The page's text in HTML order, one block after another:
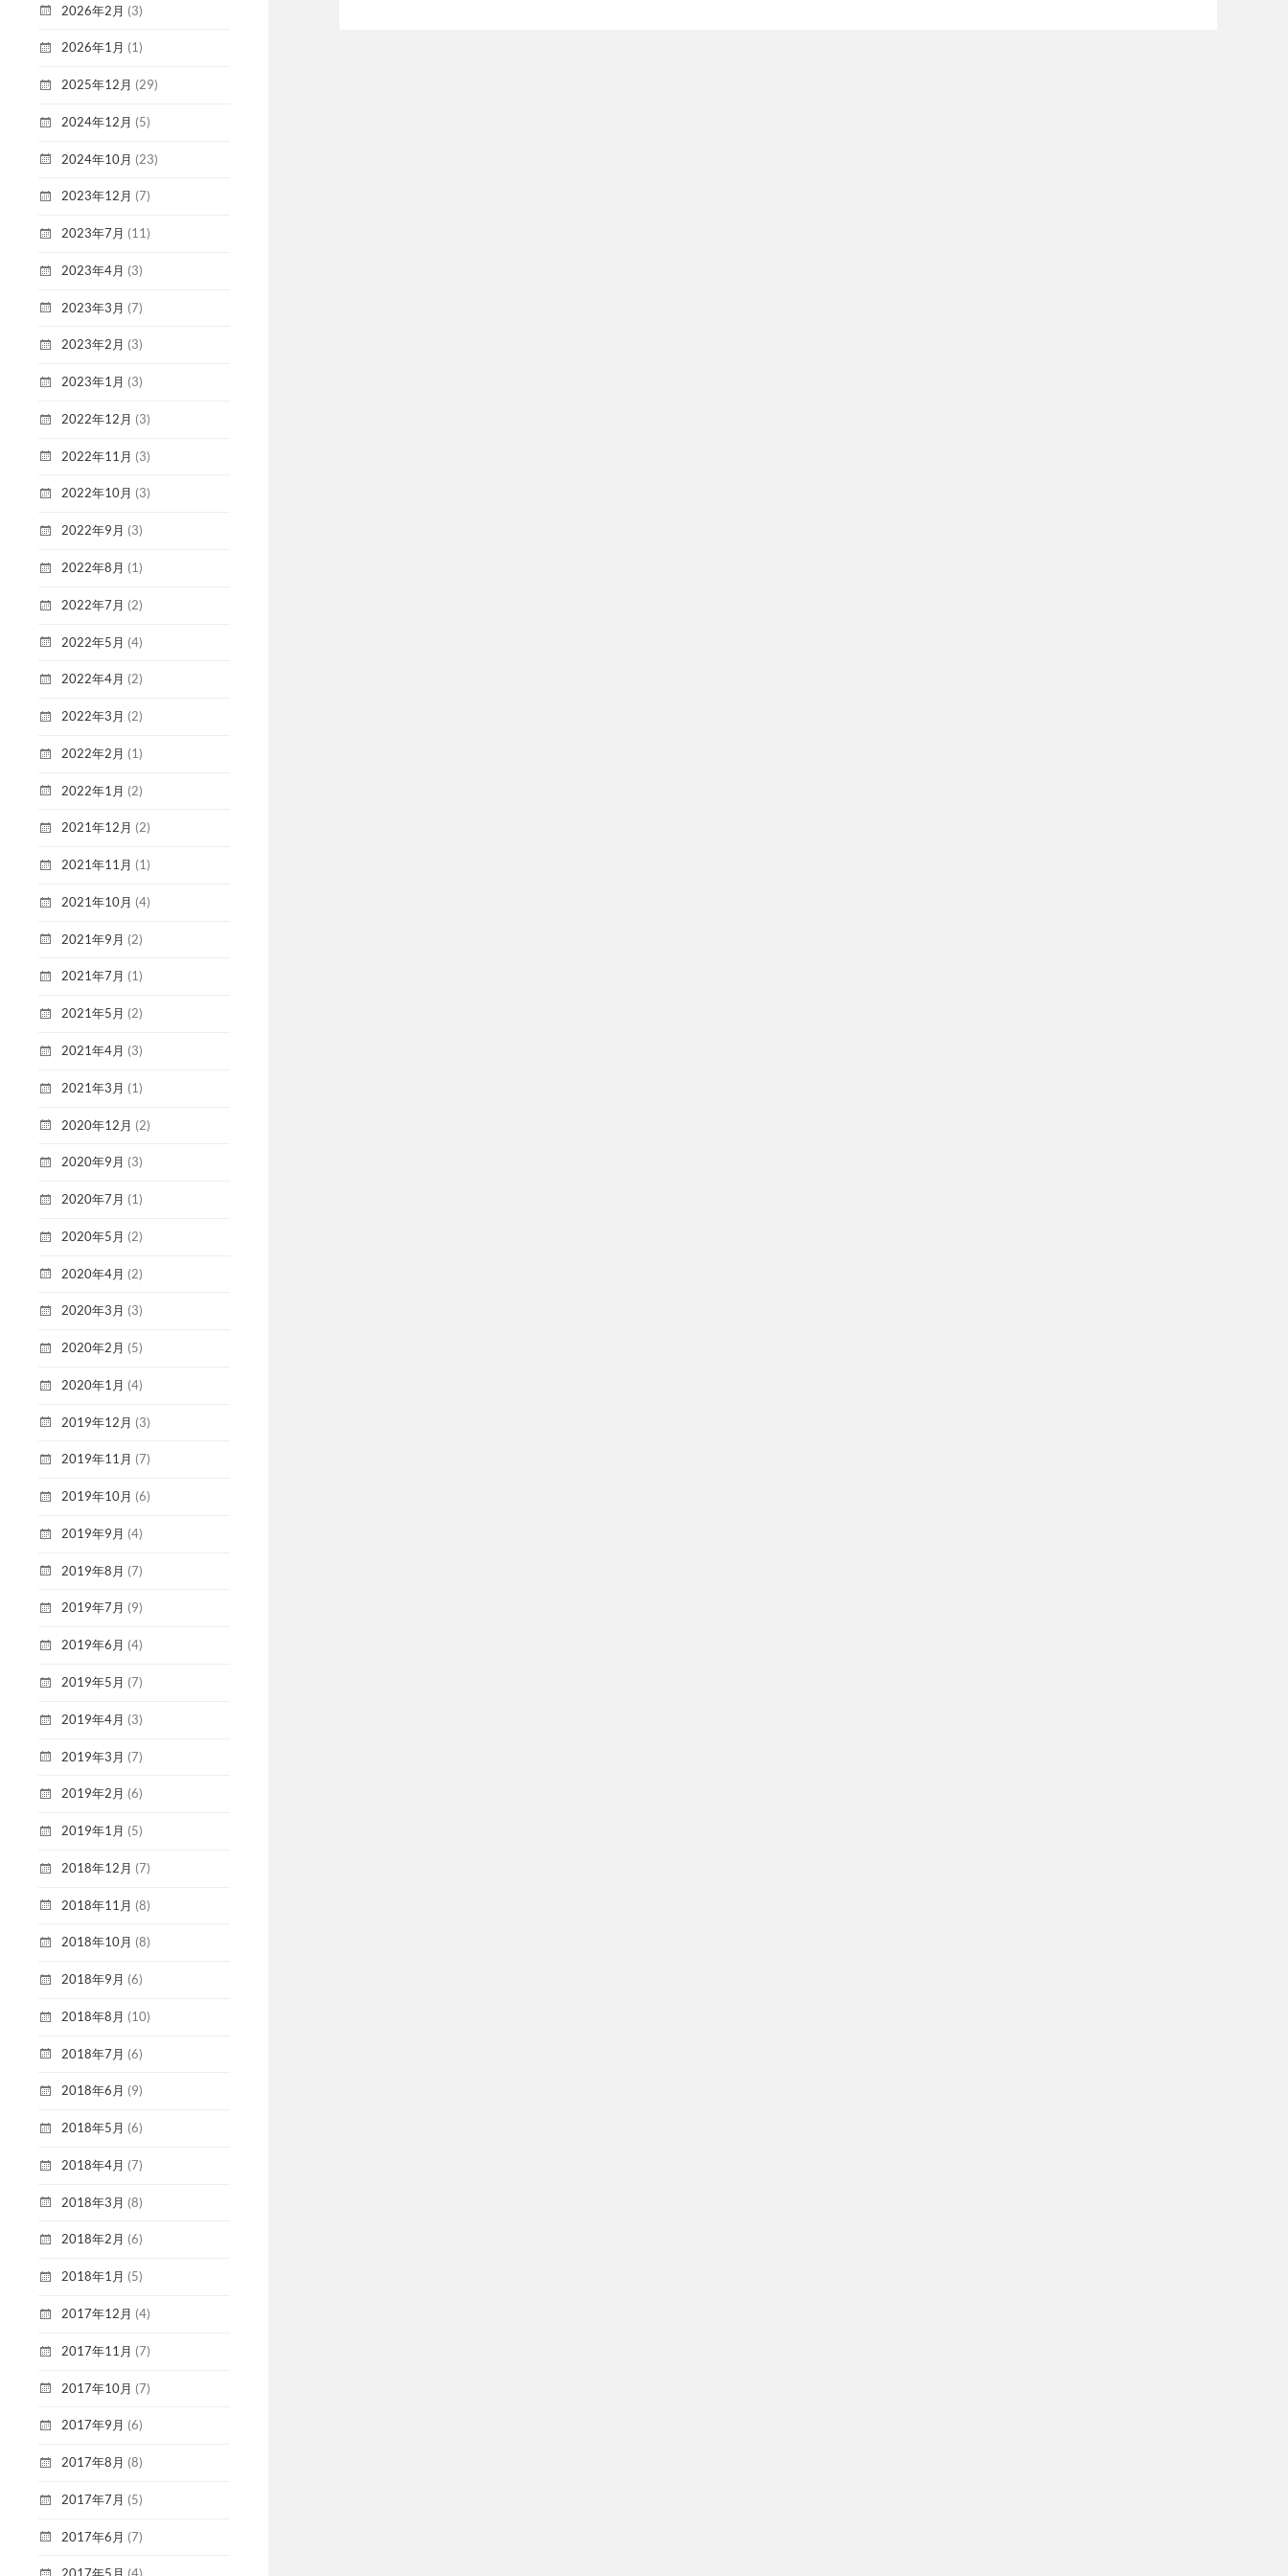
2026年2月 (3)
2026年1月 (1)
2025年12月 (29)
2024年12月 (5)
2024年10月 (23)
2023年12月 (7)
2023年7月 (11)
2023年4月 (3)
2023年3月 (7)
2023年2月 (3)
2023年1月 (3)
2022年12月 (3)
2022年11月 (3)
2022年10月 (3)
2022年9月 (3)
2022年8月 (1)
2022年7月 (2)
2022年5月 (4)
2022年4月 (2)
2022年3月 (2)
2022年2月 (1)
2022年1月 (2)
2021年12月 (2)
2021年11月 (1)
2021年10月 (4)
2021年9月 (2)
2021年7月 (1)
2021年5月 (2)
2021年4月 (3)
2021年3月 (1)
2020年12月 (2)
2020年9月 (3)
2020年7月 (1)
2020年5月 (2)
2020年4月 (2)
2020年3月 (3)
2020年2月 (5)
2020年1月 (4)
2019年12月 (3)
2019年11月 (7)
2019年10月 (6)
2019年9月 (4)
2019年8月 (7)
2019年7月 (9)
2019年6月 (4)
2019年5月 (7)
2019年4月 (3)
2019年3月 (7)
2019年2月 (6)
2019年1月 (5)
2018年12月 (7)
2018年11月 (8)
2018年10月 (8)
2018年9月 (6)
2018年8月 (10)
2018年7月 (6)
2018年6月 (9)
2018年5月 (6)
2018年4月 (7)
2018年3月 (8)
2018年2月 (6)
2018年1月 (5)
2017年12月 (4)
2017年11月 (7)
2017年10月 (7)
2017年9月 (6)
2017年8月 (8)
2017年7月 (5)
2017年6月 (7)